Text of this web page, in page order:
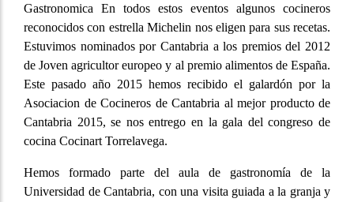
Gastronomica En todos estos eventos algunos cocineros
reconocidos con estrella Michelin nos eligen para sus recetas.
Estuvimos nominados por Cantabria a los premios del 2012
de Joven agricultor europeo y al premio alimentos de España.
Este pasado año 2015 hemos recibido el galardón por la
Asociacion de Cocineros de Cantabria al mejor producto de
Cantabria 2015, se nos entrego en la gala del congreso de
cocina Cocinart Torrelavega.
Hemos formado parte del aula de gastronomía de la
Universidad de Cantabria, con una visita guiada a la granja y